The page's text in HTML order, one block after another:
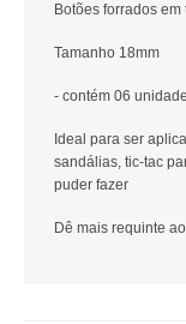
Botões forrados em
Tamanho 18mm
- contém 06
Ideal para ser
sandálias, tic-tac
puder fazer
Dê mais requinte